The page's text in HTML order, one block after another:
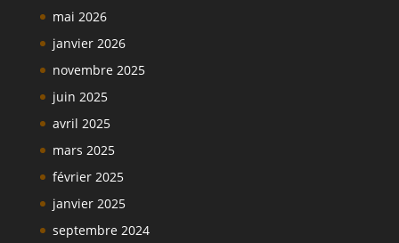
mai 2026
janvier 2026
novembre 2025
juin 2025
avril 2025
mars 2025
février 2025
janvier 2025
septembre 2024